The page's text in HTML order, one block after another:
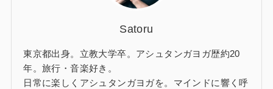
Satoru
東京都出身。立教大学卒。アシュタンガヨガ歴約20
年。旅行・音楽好き。
日常に楽しくアシュタンガヨガを。マインドに響く呼